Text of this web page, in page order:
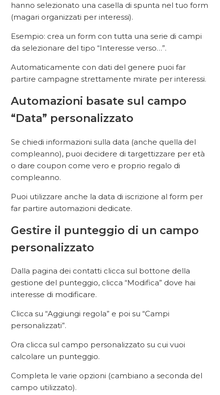
hanno selezionato una casella di spunta nel tuo form
(magari organizzati per interessi).
Esempio: crea un form con tutta una serie di campi
da selezionare del tipo “Interesse verso…”.
Automaticamente con dati del genere puoi far
partire campagne strettamente mirate per interessi.
Automazioni basate sul campo
“Data” personalizzato
Se chiedi informazioni sulla data (anche quella del
compleanno), puoi decidere di targettizzare per età
o dare coupon come vero e proprio regalo di
compleanno.
Puoi utilizzare anche la data di iscrizione al form per
far partire automazioni dedicate.
Gestire il punteggio di un campo
personalizzato
Dalla pagina dei contatti clicca sul bottone della
gestione del punteggio, clicca “Modifica” dove hai
interesse di modificare.
Clicca su “Aggiungi regola” e poi su “Campi
personalizzati”.
Ora clicca sul campo personalizzato su cui vuoi
calcolare un punteggio.
Completa le varie opzioni (cambiano a seconda del
campo utilizzato).